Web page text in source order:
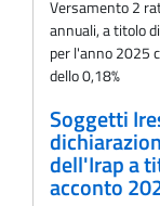
Versamento 2
annuali, a titolo
per l'anno 2025
dello 0,18%
Soggetti
dell'Irap a
acconto